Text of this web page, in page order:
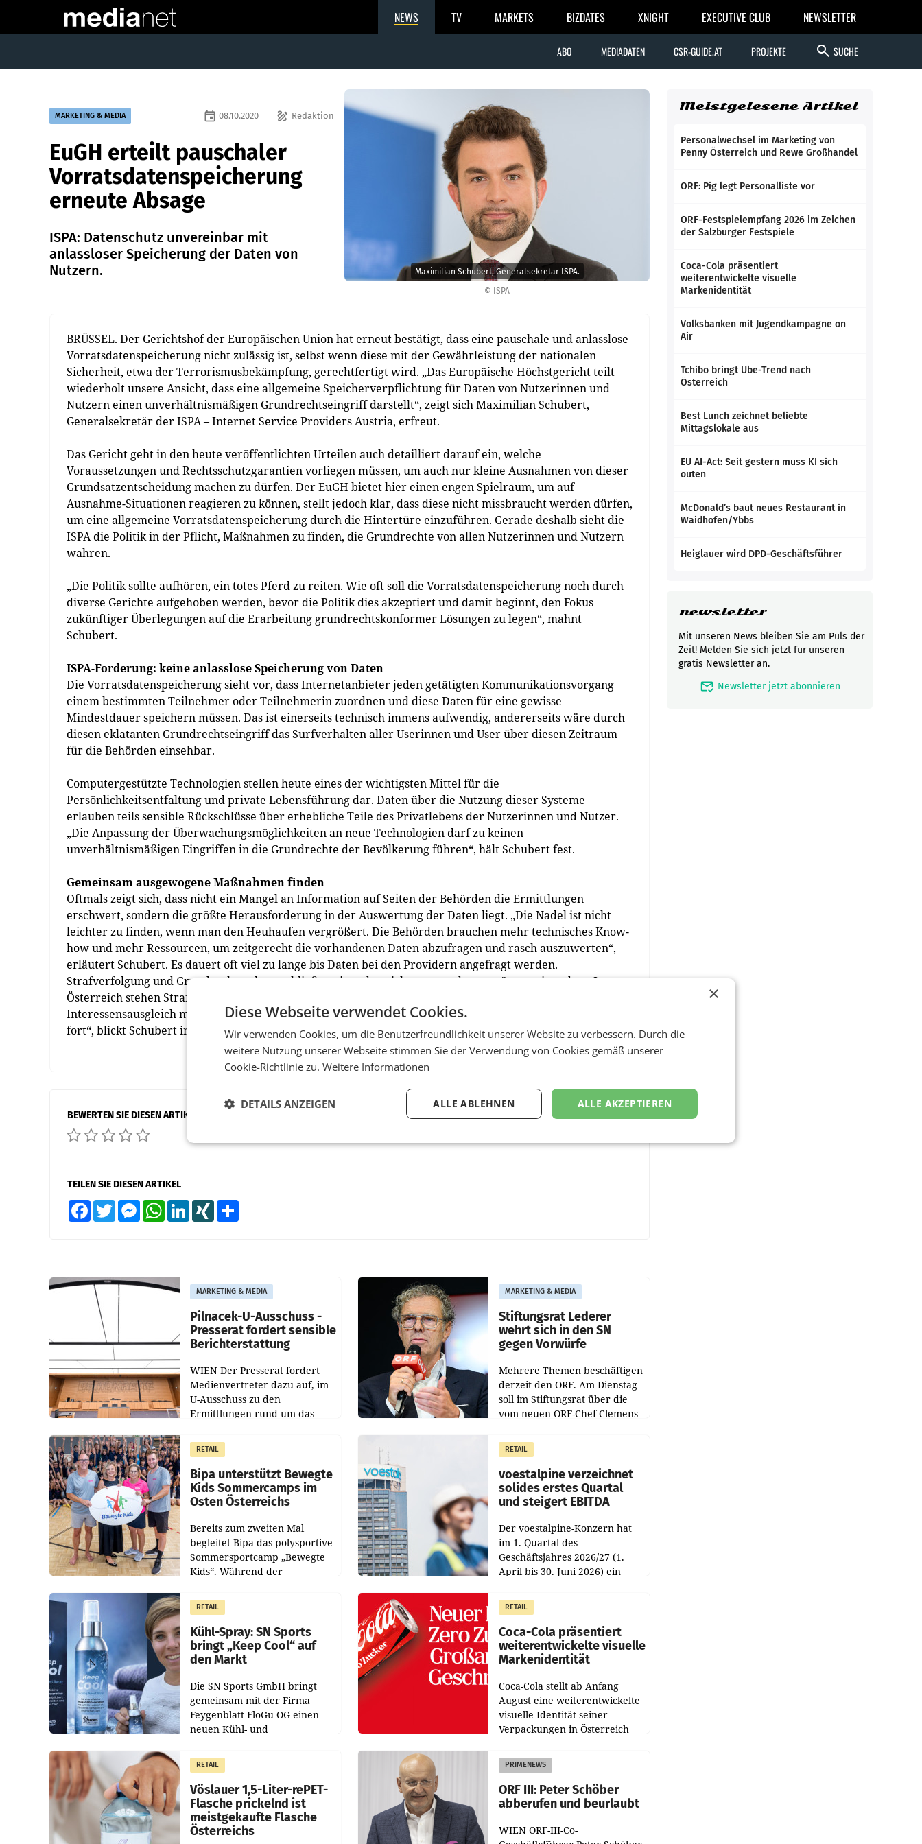
NEWS TV MARKETS BIZDATES XNIGHT EXECUTIVE CLUB NEWSLETTER
ABO MEDIADATEN CSR-GUIDE.AT PROJEKTE search SUCHE
© ISPA
Maximilian Schubert, Generalsekretär ISPA.
MARKETING & MEDIA draw Redaktion
event 08.10.2020
EuGH erteilt pauschaler
Vorratsdatenspeicherung
erneute Absage
ISPA: Datenschutz unvereinbar mit
anlassloser Speicherung der Daten von
Nutzern.
BRÜSSEL. Der Gerichtshof der Europäischen Union hat erneut bestätigt, dass eine pauschale und anlasslose
Vorratsdatenspeicherung nicht zulässig ist, selbst wenn diese mit der Gewährleistung der nationalen
Sicherheit, etwa der Terrorismusbekämpfung, gerechtfertigt wird. „Das Europäische Höchstgericht teilt
wiederholt unsere Ansicht, dass eine allgemeine Speicherverpflichtung für Daten von Nutzerinnen und
Nutzern einen unverhältnismäßigen Grundrechtseingriff darstellt“, zeigt sich Maximilian Schubert,
Generalsekretär der ISPA – Internet Service Providers Austria, erfreut.
Das Gericht geht in den heute veröffentlichten Urteilen auch detailliert darauf ein, welche
Voraussetzungen und Rechtsschutzgarantien vorliegen müssen, um auch nur kleine Ausnahmen von dieser
Grundsatzentscheidung machen zu dürfen. Der EuGH bietet hier einen engen Spielraum, um auf
Ausnahme-Situationen reagieren zu können, stellt jedoch klar, dass diese nicht missbraucht werden dürfen,
um eine allgemeine Vorratsdatenspeicherung durch die Hintertüre einzuführen. Gerade deshalb sieht die
ISPA die Politik in der Pflicht, Maßnahmen zu finden, die Grundrechte von allen Nutzerinnen und Nutzern
wahren.
„Die Politik sollte aufhören, ein totes Pferd zu reiten. Wie oft soll die Vorratsdatenspeicherung noch durch
diverse Gerichte aufgehoben werden, bevor die Politik dies akzeptiert und damit beginnt, den Fokus
zukünftiger Überlegungen auf die Erarbeitung grundrechtskonformer Lösungen zu legen“, mahnt
Schubert.
ISPA-Forderung: keine anlasslose Speicherung von Daten
Die Vorratsdatenspeicherung sieht vor, dass Internetanbieter jeden getätigten Kommunikationsvorgang
einem bestimmten Teilnehmer oder Teilnehmerin zuordnen und diese Daten für eine gewisse
Mindestdauer speichern müssen. Das ist einerseits technisch immens aufwendig, andererseits wäre durch
diesen eklatanten Grundrechtseingriff das Surfverhalten aller Userinnen und User über diesen Zeitraum
für die Behörden einsehbar.
Computergestützte Technologien stellen heute eines der wichtigsten Mittel für die
Persönlichkeitsentfaltung und private Lebensführung dar. Daten über die Nutzung dieser Systeme
erlauben teils sensible Rückschlüsse über erhebliche Teile des Privatlebens der Nutzerinnen und Nutzer.
„Die Anpassung der Überwachungsmöglichkeiten an neue Technologien darf zu keinen
unverhältnismäßigen Eingriffen in die Grundrechte der Bevölkerung führen“, hält Schubert fest.
Gemeinsam ausgewogene Maßnahmen finden
Oftmals zeigt sich, dass nicht ein Mangel an Information auf Seiten der Behörden die Ermittlungen
erschwert, sondern die größte Herausforderung in der Auswertung der Daten liegt. „Die Nadel ist nicht
leichter zu finden, wenn man den Heuhaufen vergrößert. Die Behörden brauchen mehr technisches Know-
how und mehr Ressourcen, um zeitgerecht die vorhandenen Daten abzufragen und rasch auszuwerten“,
erläutert Schubert. Es dauert oft viel zu lange bis Daten bei den Providern angefragt werden.
Strafverfolgung und Grundrechteschutz schließen einander nicht aus, sondern ergänzen einander. „In
Österreich stehen Strafverfolgungsbehörden seit über zwanzig Jahren im vertrauensvollen Austausch und
Interessensausgleich mit Internet Service Providern. Diese Zusammenarbeit setzen wir auch in Zukunft
fort“, blickt Schubert in die Zukunft. (red)
BEWERTEN SIE DIESEN ARTIKEL
TEILEN SIE DIESEN ARTIKEL
FacebookTwitter MessengerWhatsAppLinkedInXING
MARKETING & MEDIA
Pilnacek-U-Ausschuss -
Presserat fordert sensible
Berichterstattung
WIEN Der Presserat fordert
Medienvertreter dazu auf, im
U-Ausschuss zu den
Ermittlungen rund um das
im Justizministerium, Christian
Pilnacek, auf sensible
MARKETING & MEDIA
Stiftungsrat Lederer
wehrt sich in den SN
gegen Vorwürfe
Mehrere Themen beschäftigen
derzeit den ORF. Am Dienstag
soll im Stiftungsrat über die
vom neuen ORF-Chef Clemens
Besetzungen für die
Direktionen abgestimmt
werden.
RETAIL
Bipa unterstützt Bewegte
Kids Sommercamps im
Osten Österreichs
Bereits zum zweiten Mal
begleitet Bipa das polysportive
Sommersportcamp „Bewegte
Kids“. Während der
Juli und August versorgt das
Unternehmen Kinder sowie
RETAIL
voestalpine verzeichnet
solides erstes Quartal
und steigert EBITDA
Der voestalpine-Konzern hat
im 1. Quartal des
Geschäftsjahres 2026/27 (1.
April bis 30. Juni 2026) ein
Der Umsatz stieg im Vergleich
zur Vorjahresperiode
RETAIL
Kühl-Spray: SN Sports
bringt „Keep Cool“ auf
den Markt
Die SN Sports GmbH bringt
gemeinsam mit der Firma
Feygenblatt FloGu OG einen
neuen Kühl- und
Markt. Das Produkt namens
„Keep Cool“ ist zu 100 Prozent
RETAIL
Coca-Cola präsentiert
weiterentwickelte visuelle
Markenidentität
Coca-Cola stellt ab Anfang
August eine weiterentwickelte
visuelle Identität seiner
Verpackungen in Österreich
Redesigns stehen zentrale
Gestaltungselemente
RETAIL
Vöslauer 1,5-Liter-rePET-
Flasche prickelnd ist
meistgekaufte Flasche
Österreichs
PRIMENEWS
ORF III: Peter Schöber
abberufen und beurlaubt
WIEN ORF-III-Co-
Meistgelesene Artikel
Personalwechsel im Marketing von
Penny Österreich und Rewe Großhandel
ORF: Pig legt Personalliste vor
ORF-Festspielempfang 2026 im Zeichen
der Salzburger Festspiele
Coca-Cola präsentiert
weiterentwickelte visuelle
Markenidentität
Volksbanken mit Jugendkampagne on
Air
Tchibo bringt Ube-Trend nach
Österreich
Best Lunch zeichnet beliebte
Mittagslokale aus
EU AI-Act: Seit gestern muss KI sich
outen
McDonald’s baut neues Restaurant in
Waidhofen/Ybbs
Heiglauer wird DPD-Geschäftsführer
newsletter
Mit unseren News bleiben Sie am Puls der
Zeit! Melden Sie sich jetzt für unseren
gratis Newsletter an.
mark_email_read Newsletter jetzt abonnieren
×
Diese Webseite verwendet Cookies.
Wir verwenden Cookies, um die Benutzerfreundlichkeit unserer Website zu verbessern. Durch die
weitere Nutzung unserer Webseite stimmen Sie der Verwendung von Cookies gemäß unserer
Cookie-Richtlinie zu. Weitere Informationen
ALLE AKZEPTIEREN
ALLE ABLEHNEN
DETAILS ANZEIGEN